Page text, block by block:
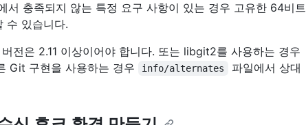
서 충족되지 않는 특정 요구 사항이 있는 경우 고유한 64비트
수 있습니다.
전은 2.11 이상이어야 합니다. 또는 libgit2를 사용하는 경우
Git 구현을 사용하는 경우
info/alternates
파일에서 상대